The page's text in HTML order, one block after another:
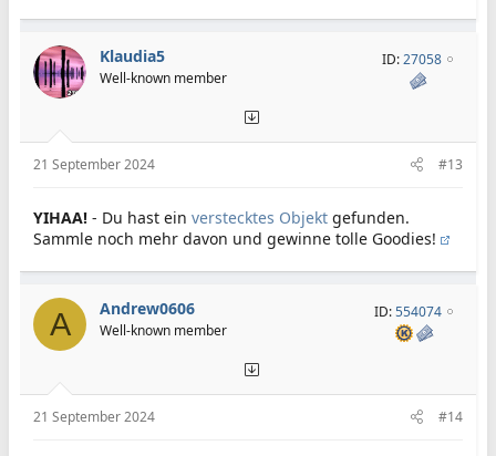
Klaudia5
Well-known member
ID:27058
21 September 2024 #13
YIHAA! - Du hast ein verstecktes Objekt gefunden.
Sammle noch mehr davon und gewinne tolle Goodies!
A Andrew0606
Well-known member
ID:554074
21 September 2024 #14